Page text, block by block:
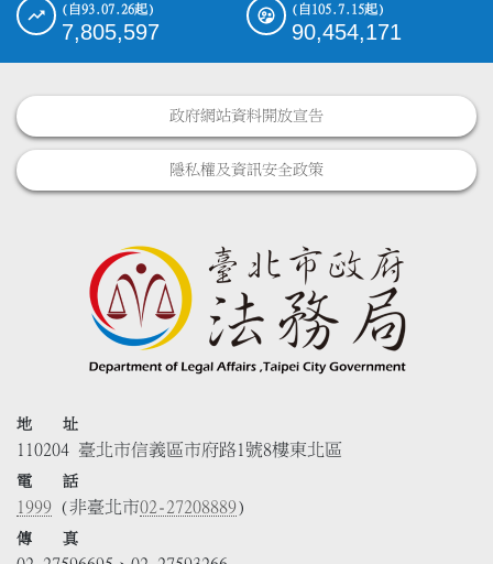
(自93.07.26起)
7,805,597
(自105.7.15起)
90,454,171
政府網站資料開放宣告
隱私權及資訊安全政策
地 址
110204 臺北市信義區市府路1號8樓東北區
電 話
1999 (非臺北市02-27208889)
傳 真